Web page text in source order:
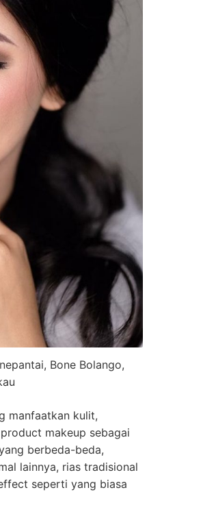
Bone Bolango,
manfaatkan kulit,
makeup sebagai
berbeda-beda,
lainnya, rias tradisional
seperti yang biasa